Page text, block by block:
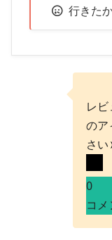
行きた
レ
のア
さ
0
コ